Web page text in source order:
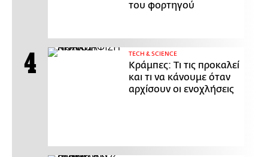
του φορτηγού
ΤECH & SCIENCE
Κράμπες: Τι τις προκαλεί
και τι να κάνουμε όταν
αρχίσουν οι ενοχλήσεις